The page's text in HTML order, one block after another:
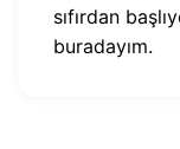
sıfırdan
buradayım.